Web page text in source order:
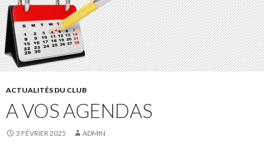
ACTUALITÉS DU CLUB
A VOS AGENDAS
3 FÉVRIER 2025 ADMIN